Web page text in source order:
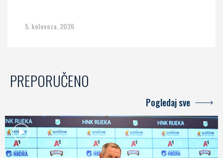
5. kolovoza, 2026
PREPORUČENO
Pogledaj sve